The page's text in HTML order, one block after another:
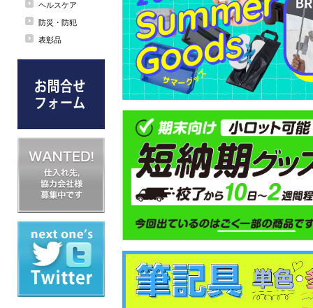
ヘルスケア
防災・防犯
表彰品